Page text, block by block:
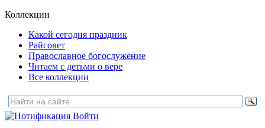
Коллекции
Какой сегодня праздник
Райсовет
Православное богослужение
Читаем с детьми о вере
Все коллекции
Войти